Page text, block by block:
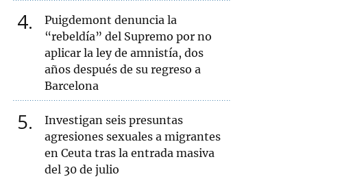
4
Puigdemont denuncia la
“rebeldía” del Supremo por no
aplicar la ley de amnistía, dos
años después de su regreso a
Barcelona
5
Investigan seis presuntas
agresiones sexuales a migrantes
en Ceuta tras la entrada masiva
del 30 de julio